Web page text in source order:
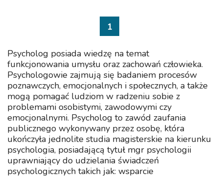
podyplomowych na Uniwersytecie
SWPS w Katow...
1
Psycholog posiada wiedzę na temat
funkcjonowania umysłu oraz zachowań człowieka.
Psychologowie zajmują się badaniem procesów
poznawczych, emocjonalnych i społecznych, a także
mogą pomagać ludziom w radzeniu sobie z
problemami osobistymi, zawodowymi czy
emocjonalnymi. Psycholog to zawód zaufania
publicznego wykonywany przez osobę, która
ukończyła jednolite studia magisterskie na kierunku
psychologia, posiadającą tytuł mgr psychologii
uprawniający do udzielania świadczeń
psychologicznych takich jak: wsparcie